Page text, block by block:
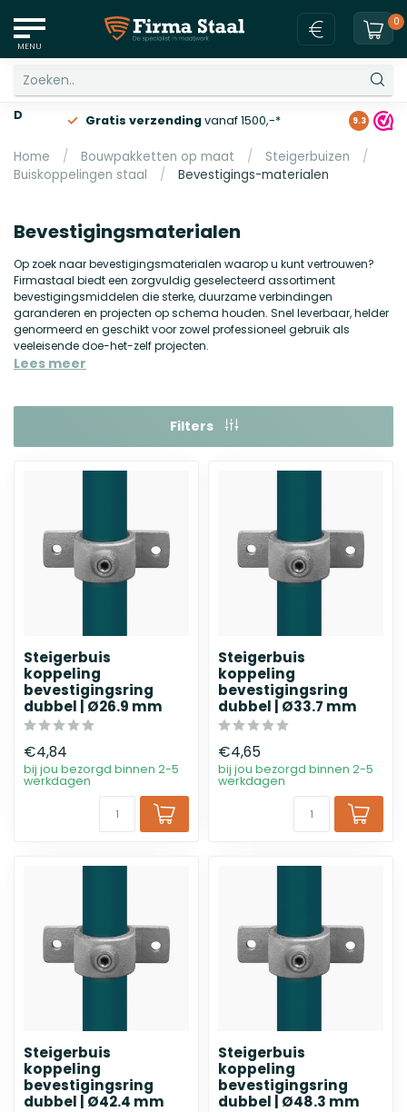
MENU
0
Gratis verzendingvanaf 1500,-* 9.3
Home / Bouwpakketten op maat / Steigerbuizen
/
Buiskoppelingen staal
/ Bevestigings-materialen
Bevestigingsmaterialen
Op zoek naar bevestigingsmaterialen waarop u kunt vertrouwen?
Firmastaal biedt een zorgvuldig geselecteerd assortiment
bevestigingsmiddelen die sterke, duurzame verbindingen
garanderen en projecten op schema houden. Snel leverbaar, helder
genormeerd en geschikt voor zowel professioneel gebruik als
veeleisende doe-het-zelf projecten.
Lees meer
Filters
Steigerbuis
koppeling
bevestigingsring
dubbel | Ø26.9 mm
€4,84
bij jou bezorgd binnen 2-5
werkdagen
Steigerbuis
koppeling
bevestigingsring
dubbel | Ø33.7 mm
€4,65
bij jou bezorgd binnen 2-5
werkdagen
Steigerbuis
koppeling
bevestigingsring
dubbel | Ø42.4 mm
Steigerbuis
koppeling
bevestigingsring
dubbel | Ø48.3 mm